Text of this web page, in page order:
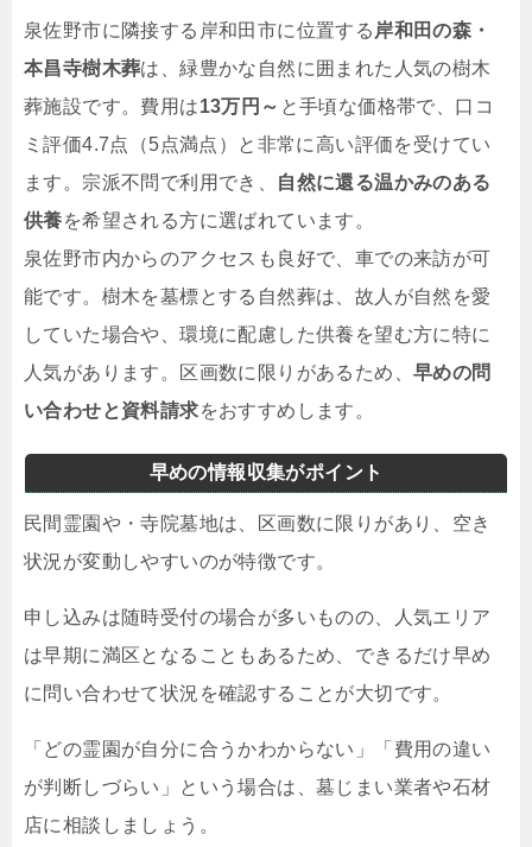
泉佐野市に隣接する岸和田市に位置する 岸和田の森・
本昌寺樹木葬は、緑豊かな自然に囲まれた人気の樹木
葬施設です。費用は13万円～ と手頃な価格帯で、口コ
ミ評価4.7点（5点満点）と非常に高い評価を受けてい
ます。宗派不問で利用でき、
自然に還る温かみのある
供養を希望される方に選ばれています。
泉佐野市内からのアクセスも良好で、車での来訪が可
能です。樹木を墓標とする自然葬は、故人が自然を愛
していた場合や、環境に配慮した供養を望む方に特に
人気があります。区画数に限りがあるため、 早めの問
い合わせと資料請求をおすすめします。
早めの情報収集がポイント
民間霊園や・寺院墓地は、区画数に限りがあり、空き
状況が変動しやすいのが特徴です。
申し込みは随時受付の場合が多いものの、人気エリア
は早期に満区となることもあるため、できるだけ早め
に問い合わせて状況を確認することが大切です。
「どの霊園が自分に合うかわからない」「費用の違い
が判断しづらい」という場合は、墓じまい業者や石材
店に相談しましょう。